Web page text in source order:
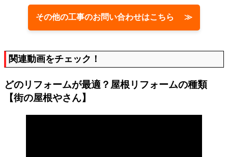
その他の工事のお問い合わせはこちら ≫
関連動画をチェック！
どのリフォームが最適？屋根リフォームの種類
【街の屋根やさん】